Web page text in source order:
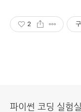
2
파이썬 코딩 실험실